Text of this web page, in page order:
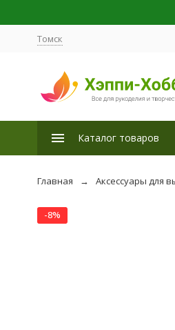
Томск
Каталог товаров
Главная Аксессуары для
-8%